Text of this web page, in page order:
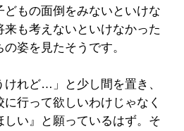
どもの面倒をみないといけな
も考えないといけなかった
姿を見たそうです。
れど…」と少し間を置き、
に行って欲しいわけじゃなく
しい』と願っているはず。そ